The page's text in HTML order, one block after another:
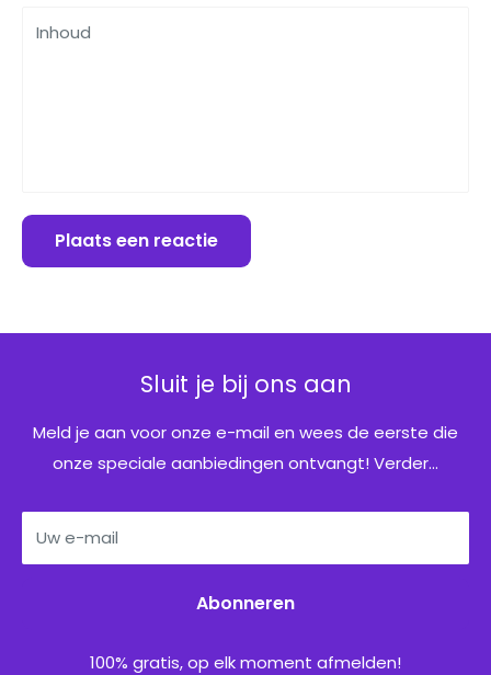
Inhoud
Plaats een reactie
Sluit je bij ons aan
Meld je aan voor onze e-mail en wees de eerste die
onze speciale aanbiedingen ontvangt! Verder...
Uw e-mail
Abonneren
100% gratis, op elk moment afmelden!